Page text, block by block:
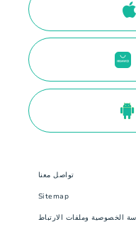
تواصل معنا
Sitemap
الخصوصية وملفات الارتباط